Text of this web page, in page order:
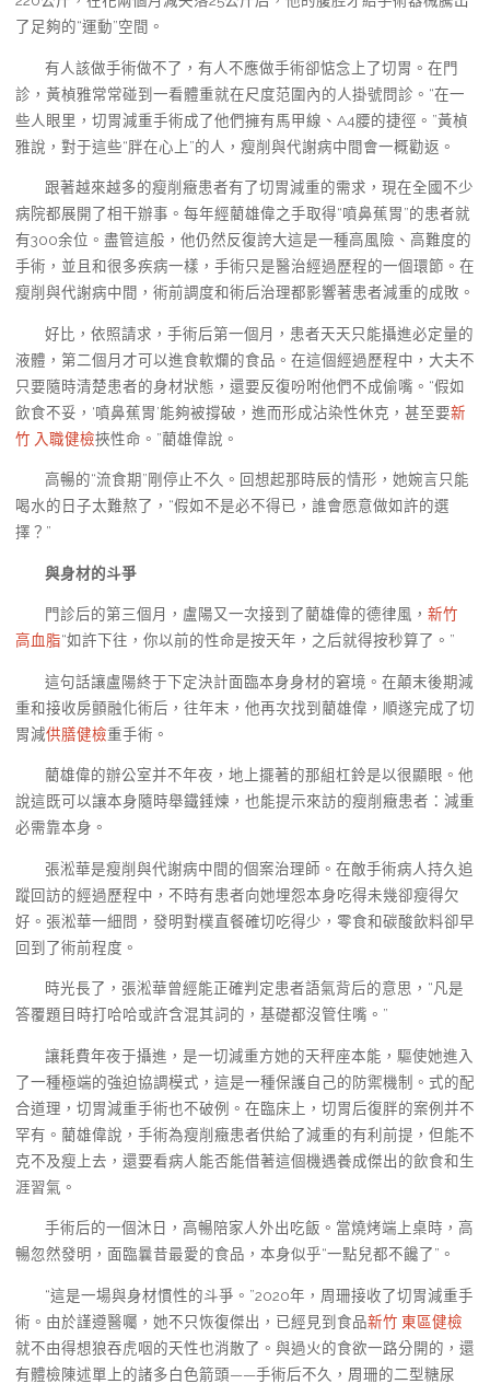
了足夠的“運動”空間。
有人該做手術做不了，有人不應做手術卻惦念上了切胃。在門
診，黃楨雅常常碰到一看體重就在尺度范圍內的人掛號問診。“在一
些人眼里，切胃減重手術成了他們擁有馬甲線、A4腰的捷徑。”黃楨
雅說，對于這些“胖在心上”的人，瘦削與代謝病中間會一概勸返。
跟著越來越多的瘦削癥患者有了切胃減重的需求，現在全國不少
病院都展開了相干辦事。每年經藺雄偉之手取得“噴鼻蕉胃”的患者就
有300余位。盡管這般，他仍然反復誇大這是一種高風險、高難度的
手術，並且和很多疾病一樣，手術只是醫治經過歷程的一個環節。在
瘦削與代謝病中間，術前調度和術后治理都影響著患者減重的成敗。
好比，依照請求，手術后第一個月，患者天天只能攝進必定量的
液體，第二個月才可以進食軟爛的食品。在這個經過歷程中，大夫不
只要隨時清楚患者的身材狀態，還要反復吩咐他們不成偷嘴。“假如
飲食不妥，‘噴鼻蕉胃’能夠被撐破，進而形成沾染性休克，甚至要新
竹 入職健檢挾性命。”藺雄偉說。
高暢的“流食期”剛停止不久。回想起那時辰的情形，她婉言只能
喝水的日子太難熬了，“假如不是必不得已，誰會愿意做如許的選
擇？”
與身材的斗爭
門診后的第三個月，盧陽又一次接到了藺雄偉的德律風， 新竹
高血脂“如許下往，你以前的性命是按天年，之后就得按秒算了。”
這句話讓盧陽終于下定決計面臨本身身材的窘境。在顛末後期減
重和接收房顫融化術后，往年末，他再次找到藺雄偉，順遂完成了切
胃減供膳健檢重手術。
藺雄偉的辦公室并不年夜，地上擺著的那組杠鈴是以很顯眼。他
說這既可以讓本身隨時舉鐵錘煉，也能提示來訪的瘦削癥患者：減重
必需靠本身。
張淞華是瘦削與代謝病中間的個案治理師。在敵手術病人持久追
蹤回訪的經過歷程中，不時有患者向她埋怨本身吃得未幾卻瘦得欠
好。張淞華一細問，發明對樸直餐確切吃得少，零食和碳酸飲料卻早
回到了術前程度。
時光長了，張淞華曾經能正確判定患者語氣背后的意思，“凡是
答覆題目時打哈哈或許含混其詞的，基礎都沒管住嘴。”
讓耗費年夜于攝進，是一切減重方她的天秤座本能，驅使她進入
了一種極端的強迫協調模式，這是一種保護自己的防禦機制。式的配
合道理，切胃減重手術也不破例。在臨床上，切胃后復胖的案例并不
罕有。藺雄偉說，手術為瘦削癥患者供給了減重的有利前提，但能不
克不及瘦上去，還要看病人能否能借著這個機遇養成傑出的飲食和生
涯習氣。
手術后的一個沐日，高暢陪家人外出吃飯。當燒烤端上桌時，高
暢忽然發明，面臨曩昔最愛的食品，本身似乎“一點兒都不饞了”。
“這是一場與身材慣性的斗爭。”2020年，周珊接收了切胃減重手
術。由於謹遵醫囑，她不只恢復傑出，已經見到食品新竹 東區健檢
就不由得想狼吞虎咽的天性也消散了。與過火的食欲一路分開的，還
有體檢陳述單上的諸多白色箭頭——手術后不久，周珊的二型糖尿